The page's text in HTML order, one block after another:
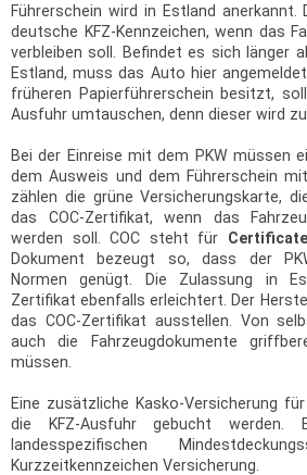
Führerschein wird in Estland
deutsche KFZ-Kennzeichen, wenn das
verbleiben soll. Befindet es sich länger
Estland, muss das Auto hier
früheren Papierführerschein besitzt,
Ausfuhr umtauschen, denn dieser wird
Bei der Einreise mit dem PKW müssen
dem Ausweis und dem Führerschein
zählen die grüne Versicherungskarte,
das COC-Zertifikat, wenn das
werden soll. COC steht für
Dokument bezeugt so, dass der
Normen genügt. Die Zulassung in
Zertifikat ebenfalls erleichtert. Der
das COC-Zertifikat ausstellen. Von
auch die Fahrzeugdokumente
müssen.
Eine zusätzliche Kasko-Versicherung
die KFZ-Ausfuhr gebucht
landesspezifischen
Kurzzeitkennzeichen Versicherung.